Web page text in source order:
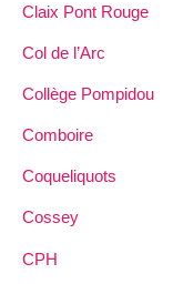
Claix Pont Rouge
Col de l’Arc
Collège Pompidou
Comboire
Coqueliquots
Cossey
CPH